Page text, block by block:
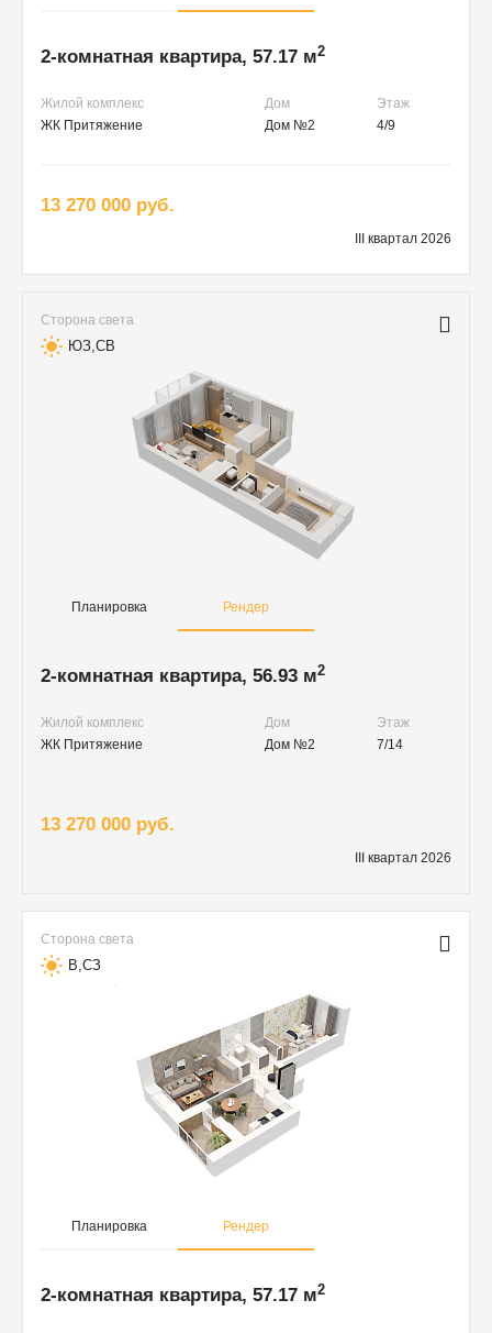
2-комнатная квартира, 57.17 м2
Жилой комплекс Дом
Этаж
ЖК Притяжение
Дом №2 4/9
13 270 000 руб.
III квартал 2026
Сторона света
ЮЗ,СВ
Планировка Рендер
2-комнатная квартира, 56.93 м2
Жилой комплекс Дом
Этаж
ЖК Притяжение
Дом №2 7/14
13 270 000 руб.
III квартал 2026
Сторона света
В,СЗ
Планировка Рендер
2-комнатная квартира, 57.17 м2